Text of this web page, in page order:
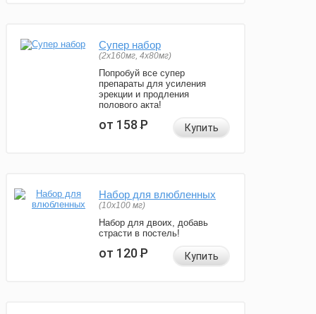
Супер набор
(2х160мг, 4х80мг)
Попробуй все супер
препараты для усиления
эрекции и продления
полового акта!
от 158Р Купить
Набор для влюбленных
(10х100 мг)
Набор для двоих, добавь
страсти в постель!
от 120Р Купить